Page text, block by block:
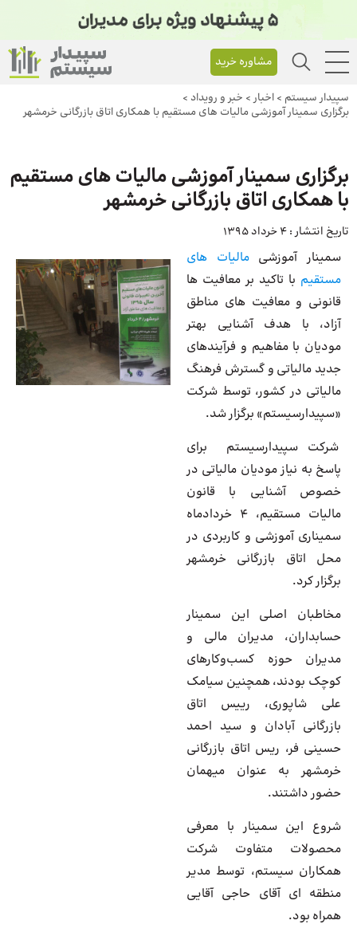
مشاوره خرید
سپیدار سیستم > اخبار> خبر و رویداد >
برگزاری سمینار آموزشی مالیات های مستقیم با همکاری اتاق بازرگانی خرمشهر
برگزاری سمینار آموزشی مالیات های مستقیم
با همکاری اتاق بازرگانی خرمشهر
تاریخ انتشار : 4 خرداد 1395
سمینار آموزشیمالیات های
مستقیم با تاکید بر معافیت ها
قانونی و معافیت های مناطق
آزاد، با هدف آشنایی بهتر
مودیان با مفاهیم و فرآیندهای
جدید مالیاتی و گسترش فرهنگ
مالیاتی در کشور، توسط شرکت
«سپیدارسیستم» برگزار شد.
شرکت سپیدارسیستم برای
پاسخ به نیاز مودیان مالیاتی در
خصوص آشنایی با قانون
مالیات مستقیم، 4 خردادماه
سمیناری آموزشی و کاربردی در
محل اتاق بازرگانی خرمشهر
برگزار کرد.
مخاطبان اصلی این سمینار
حسابداران، مدیران مالی و
مدیران حوزه کسب‌وکارهای
کوچک بودند، همچنین سیامک
علی شاپوری، رییس اتاق
بازرگانی آبادان و سید احمد
حسینی فر، ریس اتاق بازرگانی
خرمشهر به عنوان میهمان
حضور داشتند.
شروع این سمینار با معرفی
محصولات متفاوت شرکت
همکاران سیستم، توسط مدیر
منطقه ای آقای حاجی آقایی
همراه بود.